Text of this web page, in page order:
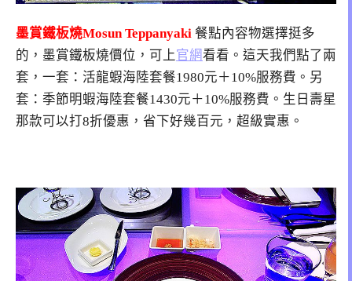
墨賞鐵板燒Mosun Teppanyaki 餐點內容物選擇挺多
的，墨賞鐵板燒價位，可上官網看看。這天我們點了兩
套，一套：活龍蝦海陸套餐1980元＋10%服務費。另
套：季節明蝦海陸套餐1430元＋10%服務費。生日壽星
那款可以打8折優惠，省下好幾百元，超級實惠。